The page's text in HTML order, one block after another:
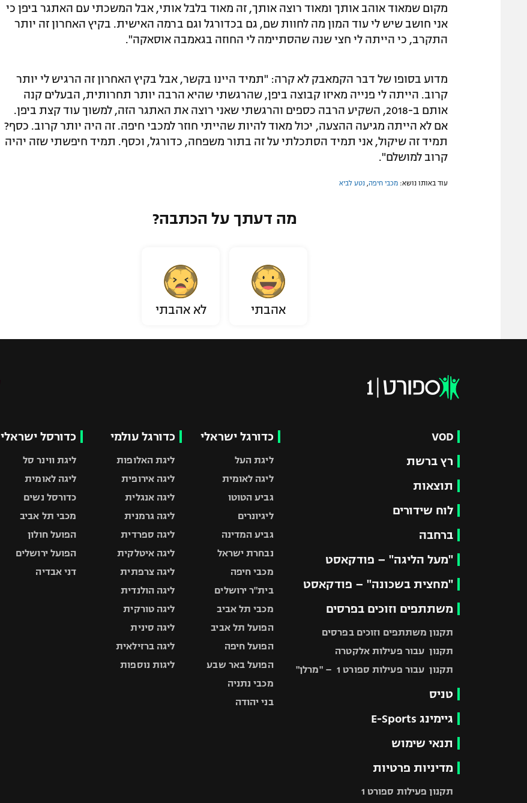
מקום שמאוד אוהב אותך ומאוד רוצה אותך, זה מאוד בלבל אותי, אבל המשכתי עם האתגר ביפן כי
אני חושב שיש לי עוד המון מה לחוות שם, גם בכדורגל וגם ברמה האישית. בקיץ האחרון זה יותר
התקרב, כי הייתה לי חצי שנה שהסתיימה לי החוזה בגאמבה אוסאקה".
מדוע בסופו של דבר הקמאבק לא קרה: "תמיד היינו בקשר, אבל בקיץ האחרון זה הרגיש לי יותר
קרוב. הייתה לי פנייה מאיזו קבוצה ביפן, שהרגשתי שהיא הרבה יותר תחרותית, הבעלים קנה
אותם ב-2018, השקיע הרבה כספים והרגשתי שאני רוצה את האתגר הזה, למשוך עוד קצת ביפן.
אם לא הייתה מגיעה ההצעה, יכול מאוד להיות שהייתי חוזר למכבי חיפה. זה היה יותר קרוב. כסף?
תמיד זה שיקול, אני תמיד הסתכלתי על זה בתור משפחה, כדורגל, וכסף. תמיד חיפשתי שזה יהיה
קרוב למושלם".
עוד באותו נושא: מכבי חיפה נטע לביא
מה דעתך על הכתבה?
אהבתי לא אהבתי
VOD
רץ ברשת
תוצאות
לוח שידורים
ברחבה
"מעל הליגה" – פודקאסט
"מחצית בשכונה" – פודקאסט
משתתפים וזוכים בפרסים
תקנון משתתפים וזוכים בפרסים
תקנון עבור פעילות אלקטרה
תקנון עבור פעילות ספורט 1 – "מרלן"
טניס
גיימינג E-Sports
תנאי שימוש
מדיניות פרטיות
תקנון פעילות ספורט 1
כדורגל ישראלי
ליגת העל
ליגה לאומית
גביע הטוטו
ליגיונרים
גביע המדינה
נבחרת ישראל
מכבי חיפה
בית"ר ירושלים
מכבי תל אביב
הפועל תל אביב
הפועל חיפה
הפועל באר שבע
מכבי נתניה
בני יהודה
כדורגל עולמי
ליגת האלופות
ליגה אירופית
ליגה אנגלית
ליגה גרמנית
ליגה ספרדית
ליגה איטלקית
ליגה צרפתית
ליגה הולנדית
ליגה טורקית
ליגה סינית
ליגה ברזילאית
ליגות נוספות
כדורסל ישראלי
ליגת ווינר סל
ליגה לאומית
כדורסל נשים
מכבי תל אביב
הפועל חולון
הפועל ירושלים
דני אבדיה